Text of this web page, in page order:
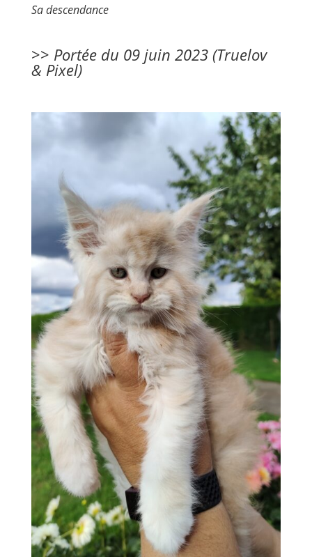
Sa descendance
>> Portée du 09 juin 2023 (Truelov
& Pixel)